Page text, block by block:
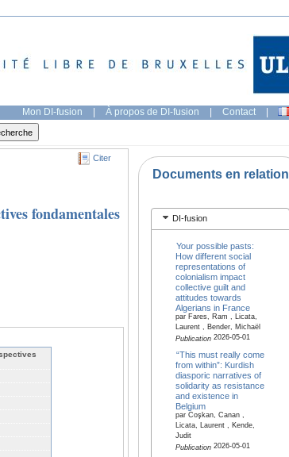
Mon DI-fusion | À propos de DI-fusion | Contact |
Citer
fondamentales
Documents en relation
DI-fusion
Your possible pasts:
How different social
representations of
colonialism impact
collective guilt and
attitudes towards
Algerians in France
par Fares, Ram , Licata,
Laurent , Bender, Michaël
Publication2026-05-01
“This must really come
from within”: Kurdish
diasporic narratives of
solidarity as resistance
and existence in
Belgium
par Coşkan, Canan ,
Licata, Laurent , Kende,
Judit
Publication2026-05-01